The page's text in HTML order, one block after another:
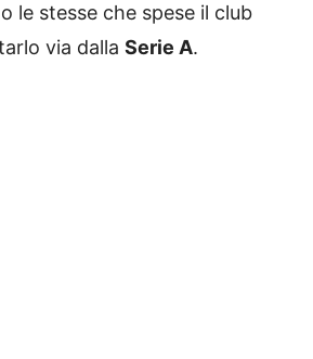
le stesse che spese il club
via dalla Serie A.